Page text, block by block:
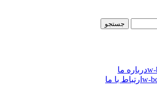
جستجو
درباره ما
ارتباط با ما